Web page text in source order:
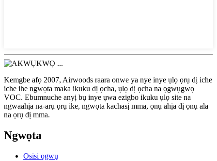
Kemgbe afọ 2007, Airwoods raara onwe ya nye inye ụlọ ọrụ dị iche
iche ihe ngwọta maka ikuku dị ọcha, ụlọ dị ọcha na ọgwụgwọ
VOC. Ebumnuche anyị bụ inye ụwa ezigbo ikuku ụlọ site na
ngwaahịa na-arụ ọrụ ike, ngwọta kachasị mma, ọnụ ahịa dị ọnụ ala
na ọrụ dị mma.
Ngwọta
Osisi ọgwụ